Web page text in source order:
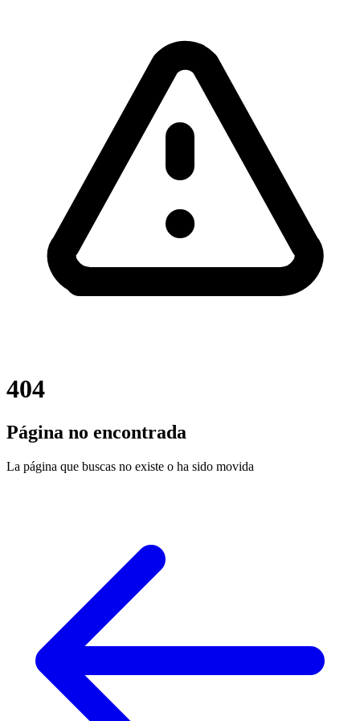
404
Página no encontrada
La página que buscas no existe o ha sido movida